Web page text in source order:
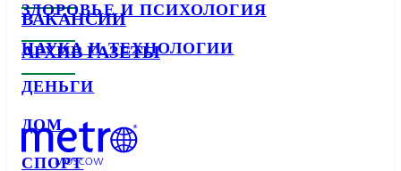
ЗДОРОВЬЕ И ПСИХОЛОГИЯ
НАУКА И ТЕХНОЛОГИИ
ДЕНЬГИ
ДОМ
СПОРТ
ВАКАНСИИ
АРХИВ ГАЗЕТЫ